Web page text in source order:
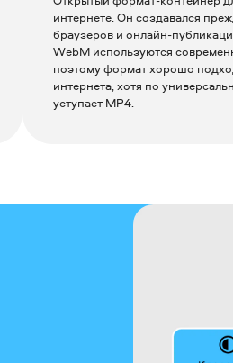
интернете. Он создавался
браузеров и онлайн-
WebM используются
поэтому формат хорошо
интернета, хотя по
уступает MP4.